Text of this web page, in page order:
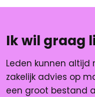
Ik wil graag
Leden kunnen altijd
zakelijk advies op
een groot bestand